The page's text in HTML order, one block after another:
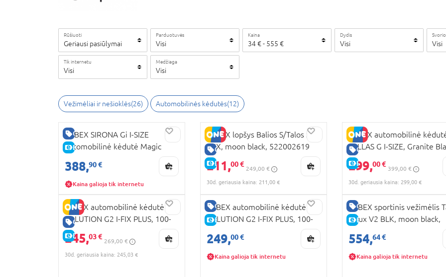
Rūšiuoti
Geriausi pasiūlymai
Parduotuvės
Visi
Kaina
34€- 555 €
Dydis
Visi Visi
Tik internetu
Visi
Medžiaga
Visi
Vežimėliai ir nešioklės(26) Automobilinės kėdutės(12)
GERA KAINA
E-KAINA
CYBEX SIRONA Gi I-SIZE
automobilinė kėdutė Magic
388,90 €
Kaina galioja tik internetu
GERA KAINA
E-KAINA
CYBEX lopšys Balios S/Talos S
LUX, moon black, 522002619
211,00 €
249,00 €
30d. geriausia kaina: 211,00 €
GERA KAINA
E-KAINA
CYBEX automobilinė
PALLAS G I-SIZE, Granite
black, 521000513
299,00 €
399,00 €
30d. geriausia kaina: 299,00 €
GERA KAINA
E-KAINA
CYBEX automobilinė kėdutė
SOLUTION G2 I-FIX PLUS, 100-
150 cm., Stone grey,
524000667
245,03 €
269,00 €
30d. geriausia kaina: 245,03 €
GERA KAINA
E-KAINA
CYBEX automobilinė kėdutė
SOLUTION G2 I-FIX PLUS, 100-
524000661
249,00 €
Kaina galioja tik internetu
GERA KAINA
E-KAINA
CYBEX sportinis vežimėlis
S Lux V2 BLK, moon black,
554,64 €
Kaina galioja tik internetu